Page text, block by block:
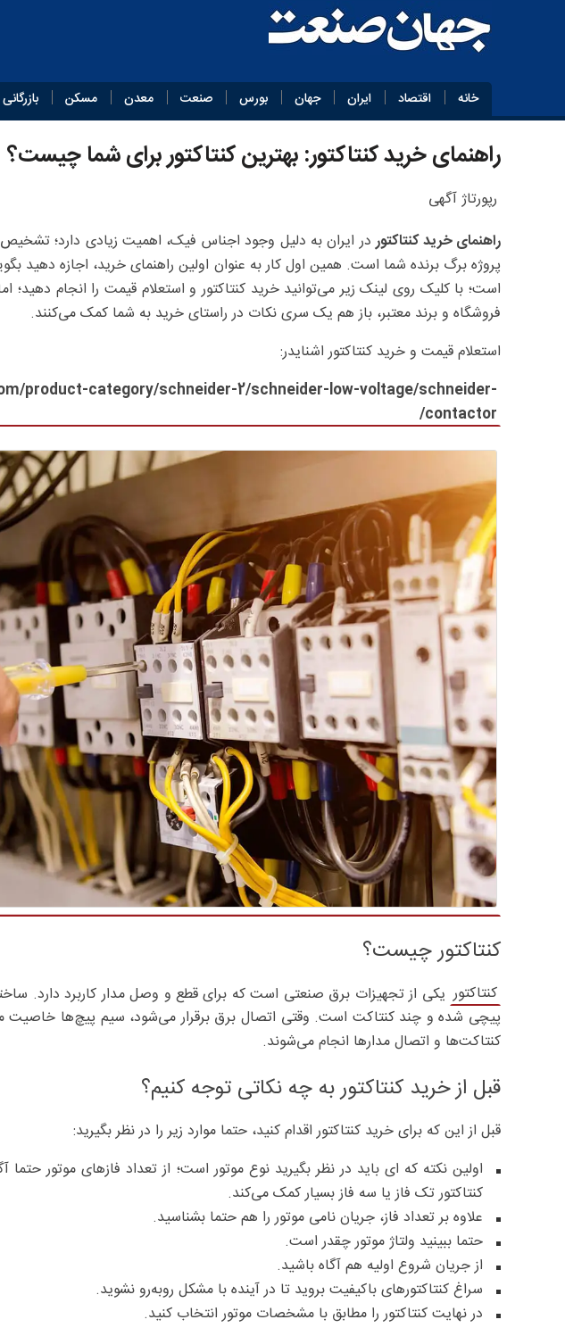
خانه اقتصاد ایران جهان بورس صنعت معدن مسکن
راهنمای خرید کنتاکتور: بهترین کنتاکتور برای شما چیست؟
رپورتاژ آگهی
راهنمای خرید کنتاکتوردر ایران به دلیل وجود اجناس فیک، اهمیت زیادی دارد؛ تشخیص
پروژه برگ برنده شما است. همین اول کار به عنوان اولین راهنمای خرید، اجازه دهید
است؛ با کلیک روی لینک زیر می‌توانید خرید کنتاکتور و استعلام قیمت را انجام دهید؛
فروشگاه و برند معتبر، باز هم یک سری نکات در راستای خرید به شما کمک می‌کنند.
استعلام قیمت و خرید کنتاکتور اشنایدر:
product-category/schneider-2/schneider-low-voltage/schneider-
contactor/
کنتاکتور چیست؟
کنتاکتور یکی از تجهیزات برق صنعتی است که برای قطع و وصل مدار کاربرد دارد.
پیچی شده و چند کنتاکت است. وقتی اتصال برق برقرار می‌شود، سیم پیچ‌ها خاصیت
کنتاکت‌ها و اتصال مدارها انجام می‌شوند.
قبل از خرید کنتاکتور به چه نکاتی توجه کنیم؟
قبل از این که برای خرید کنتاکتور اقدام کنید، حتما موارد زیر را در نظر بگیرید:
اولین نکته که ای باید در نظر بگیرید نوع موتور است؛ از تعداد فازهای موتور حتما
کنتاکتور تک فاز یا سه فاز بسیار کمک می‌کند.
علاوه بر تعداد فاز، جریان نامی موتور را هم حتما بشناسید.
حتما ببینید ولتاژ موتور چقدر است.
از جریان شروع اولیه هم آگاه باشید.
سراغ کنتاکتورهای باکیفیت بروید تا در آینده با مشکل روبه‌رو نشوید.
در نهایت کنتاکتور را مطابق با مشخصات موتور انتخاب کنید.